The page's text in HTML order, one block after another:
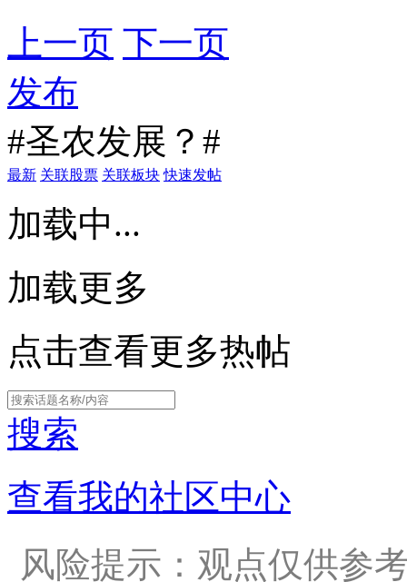
上一页 下一页
发布
#圣农发展？#
最新 关联股票 关联板块 快速发帖
加载中...
加载更多
点击查看更多热帖
搜索
查看我的社区中心
风险提示：观点仅供参